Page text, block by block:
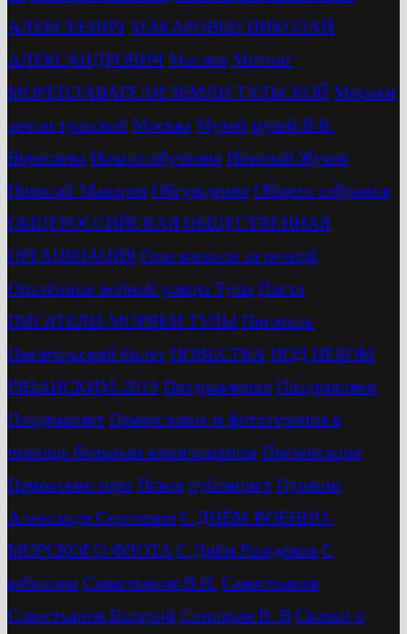
АЛЕКСЕЕВИЧ МАКАРОВЕЦ НИКОЛАЙ
АЛЕКСАНДРОВИЧ Маслов Митинг
МОРЕПЛАВАТЕЛИ ЗЕМЛИ ТУЛЬСКОЙ Моряки
земли тульской Москва Музей музей В.В.
Вересаева Начало обучения Николай Жуков
Николай Макаров Обсуждение Общего собрания
ОБЩЕРОССИЙСКАЯ ОБЩЕСТВЕННАЯ
ОРГАНИЗАЦИЯ Они воевали за речкой
Опалённые войной улицы Тулы Пасха
ПИСАТЕЛИ-МОРЯКИ ТУЛЫ Писатель
Писательский билет ПОВЕСТКА ПОД НЕБОМ
РЯЗАНСКИМ-2019 Поздравление Поздравляем
Поздравляет Православие и фитотерапия в
помощь больным алкоголизмом Презентация
Приокские зори Псков публицист Пушкин
Александр Сергеевич С ДНЁМ ВОЕННО-
МОРСКОГО ФЛОТА С Днём Рождения С
юбиллем Савастьянов В.Н. Савостьянов
Савостьянов Валерий Синицын В. В Сказки о